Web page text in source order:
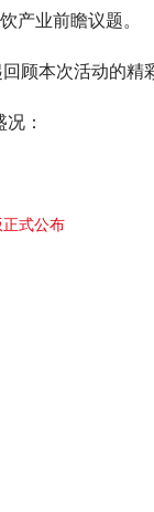
产业前瞻议题。
顾本次活动的精
：
式公布